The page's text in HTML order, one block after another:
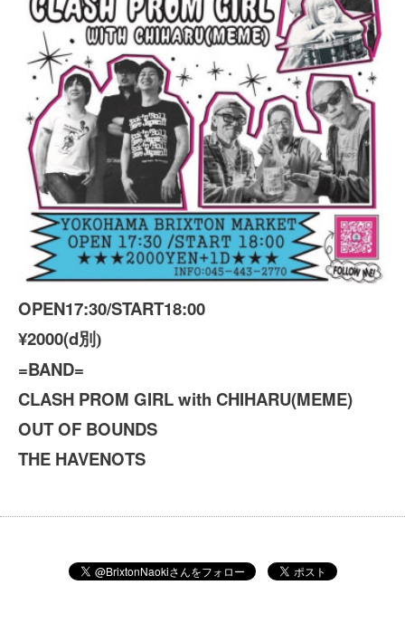
OPEN17:30/START18:00
¥2000(d別)
=BAND=
CLASH PROM GIRL with CHIHARU(MEME)
OUT OF BOUNDS
THE HAVENOTS